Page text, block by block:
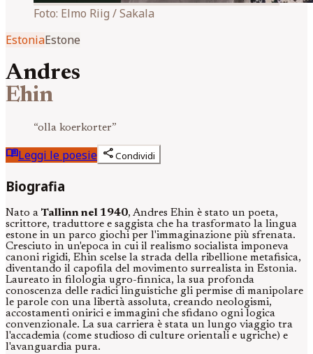
Foto: Elmo Riig / Sakala
EstoniaEstone
Andres
Ehin
“olla koerkorter”
menu_bookLeggi le poesie shareCondividi
Biografia
Nato a Tallinn nel 1940, Andres Ehin è stato un poeta,
scrittore, traduttore e saggista che ha trasformato la lingua
estone in un parco giochi per l'immaginazione più sfrenata.
Cresciuto in un'epoca in cui il realismo socialista imponeva
canoni rigidi, Ehin scelse la strada della ribellione metafisica,
diventando il capofila del movimento surrealista in Estonia.
Laureato in filologia ugro-finnica, la sua profonda
conoscenza delle radici linguistiche gli permise di manipolare
le parole con una libertà assoluta, creando neologismi,
accostamenti onirici e immagini che sfidano ogni logica
convenzionale. La sua carriera è stata un lungo viaggio tra
l'accademia (come studioso di culture orientali e ugriche) e
l'avanguardia pura.